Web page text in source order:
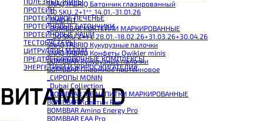
SNAQ FABRIQ Батончик глазированный
_10 SKU_2+1**_14.01.-31.01.26
_MAD FIT
_BOMBBAR КОКТЕЙЛИ МАРКИРОВАННЫЕ
__20 SKU 2+1 с 28.01.-18.02.26+31.03.26+30.04.26
SNAQ FABRIQ Кукурузные палочки
SNAQ FABRIQ Конфеты Qwikler minis
BOMBBAR Кукурузные палочки
BOMBBAR Пирожное протеиновое
_CИРОПЫ MONIN
_Dubai Collection
_BOMBBAR ЖБ НАПИТКИ МАРКИРОВАННЫЕ
BOMBBAR Креатин Pro
BOMBBAR Amino Energy Pro
BOMBBAR EAA Pro
ПРОТЕИН
ПРОТЕИНОВОЕ ПЕЧЕНЬЕ
ПРОТЕИНОВЫЕ БАТОНЧИКИ
ПРОТЕИНОВЫЕ КАШИ
ТЕСТОБУСТЕРЫ
ЦИТРУЛЛИН МАЛАТ
ПРЕДТРЕНИРОВОЧНЫЕ КОМПЛЕКСЫ
ЭНЕРГЕТИКИ И ЖИРОСЖИГАТЕЛИ#
ВИТАМИН D